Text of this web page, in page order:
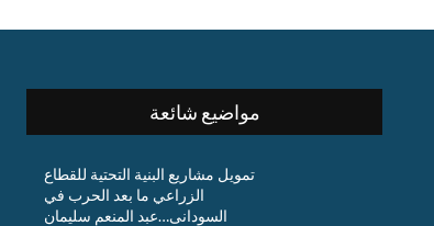
مواضيع شائعة
تمويل مشاريع البنية التحتية للقطاع
الزراعي ما بعد الحرب في
السودانى…عبد المنعم سليمان